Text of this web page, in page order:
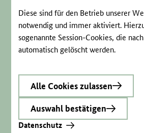
Diese sind für den Betrieb unserer
notwendig und immer aktiviert.
sogenannte Session-Cookies, die
automatisch gelöscht werden.
Alle Cookies zulassen
Auswahl bestätigen
Datenschutz